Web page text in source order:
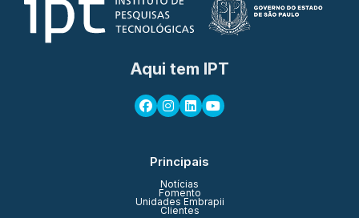
Aqui tem IPT
Principais
Notícias
Fomento
Unidades Embrapii
Clientes